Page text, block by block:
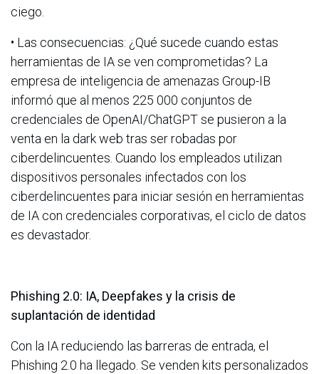
ciego.
• Las consecuencias: ¿Qué sucede cuando estas
herramientas de IA se ven comprometidas? La
empresa de inteligencia de amenazas Group-IB
informó que al menos 225 000 conjuntos de
credenciales de OpenAI/ChatGPT se pusieron a la
venta en la dark web tras ser robadas por
ciberdelincuentes. Cuando los empleados utilizan
dispositivos personales infectados con los
ciberdelincuentes para iniciar sesión en herramientas
de IA con credenciales corporativas, el ciclo de datos
es devastador.
Phishing 2.0: IA, Deepfakes y la crisis de
suplantación de identidad
Con la IA reduciendo las barreras de entrada, el
Phishing 2.0 ha llegado. Se venden kits personalizados